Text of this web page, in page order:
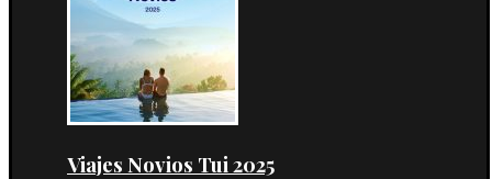
Viajes Novios Tui 2025